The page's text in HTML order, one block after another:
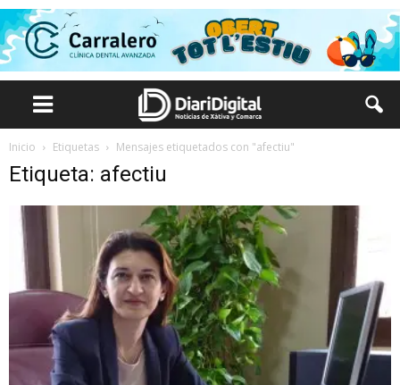
Inicio Etiquetas Mensajes etiquetados con "afectiu"
Etiqueta: afectiu